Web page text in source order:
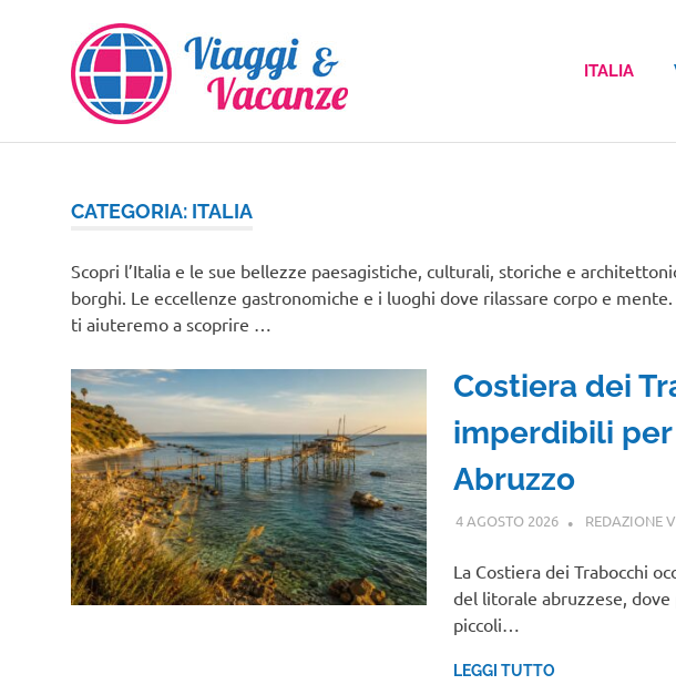
contenuto
ITALIA
CATEGORIA: ITALIA
Scopri l’Italia e le sue bellezze paesagistiche, culturali, storiche e
borghi. Le eccellenze gastronomiche e i luoghi dove rilassare corpo e mente.
ti aiuteremo a scoprire …
Costiera dei
imperdibili per
Abruzzo
4 AGOSTO 2026 REDAZIONE
La Costiera dei Trabocchi
del litorale abruzzese,
piccoli…
LEGGI TUTTO